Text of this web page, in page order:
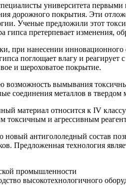
университета первыми
дорожного покрытия. Эти
Ученые предложили этот
гипса претерпевает изменения,
при нанесении
поглощает влагу и реагирует
и шероховатое покрытие.
возможность вымывания
соединения металлов в
материал относится к IV
токсичным и агрессивным
антигололедный состав
Предложенная технология
промышленности
высокотехнологичного